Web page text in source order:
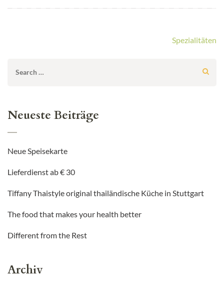
Spezialitäten
Search
Neueste Beiträge
Neue Speisekarte
Lieferdienst ab € 30
Tiffany Thaistyle original thailändische Küche in Stuttgart
The food that makes your health better
Different from the Rest
Archiv